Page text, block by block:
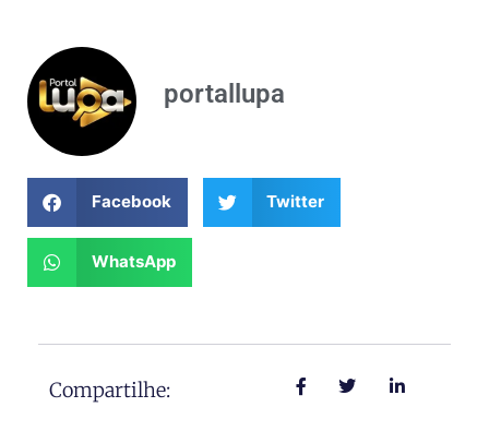
portallupa
Facebook Twitter
WhatsApp
Compartilhe: